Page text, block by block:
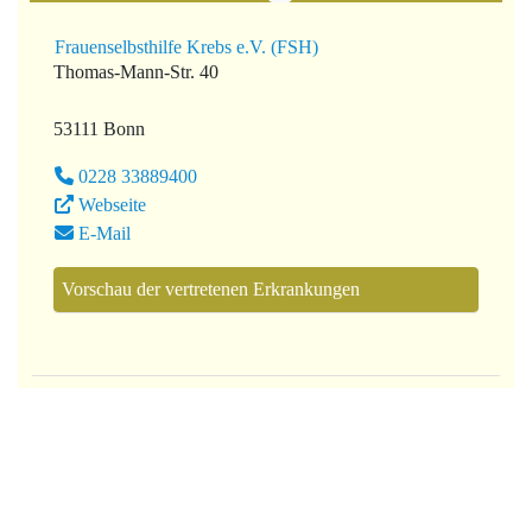
Frauenselbsthilfe Krebs e.V. (FSH)
Thomas-Mann-Str. 40
53111 Bonn
0228 33889400
Webseite
E-Mail
Vorschau der vertretenen Erkrankungen